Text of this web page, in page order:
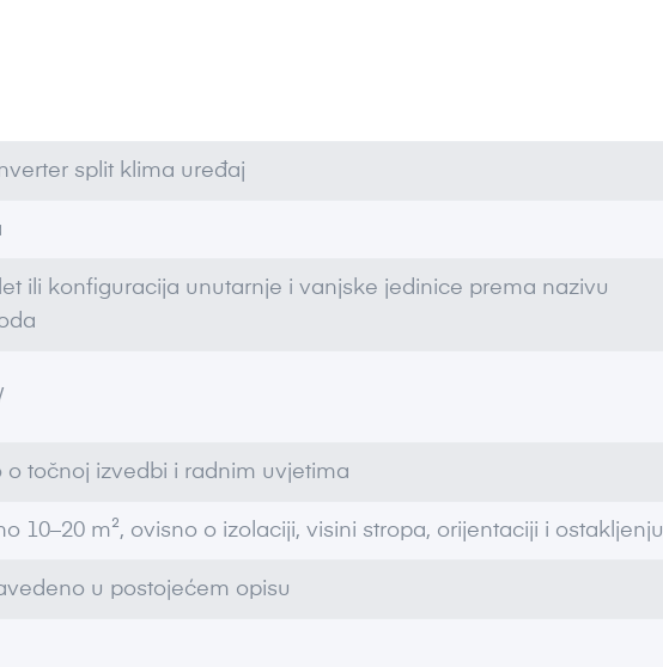
split klima uređaj
ili konfiguracija unutarnje i vanjske jedinice prema nazivu
o točnoj izvedbi i radnim uvjetima
10–20 m², ovisno o izolaciji, visini stropa, orijentaciji i ostakljenju
u postojećem opisu